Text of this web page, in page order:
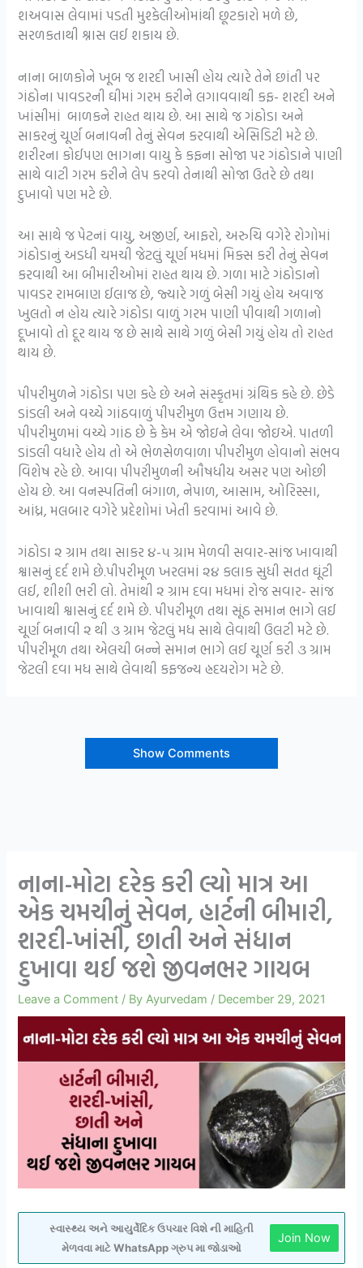
શઅવાસ લેવામાં પડતી મુશ્કેલીઓમાંથી છૂટકારો મળે છે,
સરળકતાથી શ્નાસ લઈ શકાય છે.
નાના બાળકોને ખૂબ જ શરદી ખાસી હોય ત્યારે તેને છાંતી પર
ગંઠોના પાવડરની ઘીમાં ગરમ કરીને લગાવવાથી કફ- શરદી અને
ખાંસીમાં બાળકને રાહત થાય છે. આ સાથે જ ગંઠોડા અને
સાકરનું ચૂર્ણ બનાવની તેનું સેવન કરવાથી એસિડિટી મટે છે.
શરીરના કોઈપણ ભાગના વાયુ કે કફના સોજા પર ગંઠોડાને પાણી
સાથે વાટી ગરમ કરીને લેપ કરવો તેનાથી સોજા ઉતરે છે તથા
દુખાવો પણ મટે છે.
આ સાથે જ પેટનાં વાયુ, અજીર્ણ, આફરો, અરુચિ વગેરે રોગોમાં
ગંઠોડાનું અડધી ચમચી જેટલું ચૂર્ણ મધમાં મિક્સ કરી તેનું સેવન
કરવાથી આ બીમારીઓમાં રાહત થાય છે. ગળા માટે ગંઠોડાનો
પાવડર રામબાણ ઈલાજ છે, જ્યારે ગળું બેસી ગયું હોય અવાજ
ખુલતો ન હોય ત્યારે ગંઠોડા વાળું ગરમ પાણી પીવાથી ગળાનો
દૂખાવો તો દૂર થાય જ છે સાથે સાથે ગળું બેસી ગયું હોય તો રાહત
થાય છે.
પીપરીમુળને ગંઠોડા પણ કહે છે અને સંસ્કૃતમાં ગ્રંથિક કહે છે. છેડે
ડાંડલી અને વચ્ચે ગાંઠવાળું પીપરીમુળ ઉત્તમ ગણાય છે.
પીપરીમુળમાં વચ્ચે ગાંઠ છે કે કેમ એ જોઇને લેવા જોઇએ. પાતળી
ડાંડલી વધારે હોય તો એ ભેળસેળવાળા પીપરીમુળ હોવાનો સંભવ
વિશેષ રહે છે. આવા પીપરીમુળની ઔષધીય અસર પણ ઓછી
હોય છે. આ વનસ્પતિની બંગાળ, નેપાળ, આસામ, ઓરિસ્સા,
આંધ્ર, મલબાર વગેરે પ્રદેશોમાં ખેતી કરવામાં આવે છે.
ગંઠોડા ૨ ગ્રામ તથા સાકર ૪-૫ ગ્રામ મેળવી સવાર-સાંજ ખાવાથી
શ્વાસનું દર્દ શમે છે.પીપરીમૂળ ખરલમાં ૨૪ કલાક સુધી સતત ઘૂંટી
લઈ, શીશી ભરી લો. તેમાંથી ૨ ગ્રામ દવા મધમાં રોજ સવાર- સાંજ
ખાવાથી શ્વાસનું દર્દ શમે છે. પીપરીમૂળ તથા સૂંઠ સમાન ભાગે લઈ
ચૂર્ણ બનાવી ૨ થી ૩ ગ્રામ જેટલું મધ સાથે લેવાથી ઉલટી મટે છે.
પીપરીમૂળ તથા એલચી બન્ને સમાન ભાગે લઈ ચૂર્ણ કરી ૩ ગ્રામ
જેટલી દવા મધ સાથે લેવાથી કફજન્ય હ્રદયરોગ મટે છે.
Show Comments
નાના-મોટા દરેક કરી લ્યો માત્ર આ
એક ચમચીનું સેવન, હાર્ટની બીમારી,
શરદી-ખાંસી, છાતી અને સંધાન
દુખાવા થઈ જશે જીવનભર ગાયબ
Leave a Comment / ByAyurvedam / December 29, 2021
સ્વાસ્થ્ય અને આયુર્વેદિક ઉપચાર વિશે ની માહિતી
મેળવવા માટે WhatsApp ગ્રુપ મા જોડાઓ
Join Now